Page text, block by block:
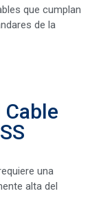
que cumplan
de la
una
alta del